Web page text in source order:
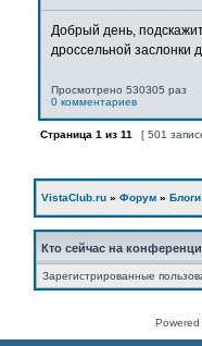
Добрый день,
дроссельной заслонки
Просмотрено 530305 раз
0 комментариев
Страница 1 из 11 [ 501
VistaClub.ru » Форум » Блоги
Кто сейчас на
Зарегистрированные